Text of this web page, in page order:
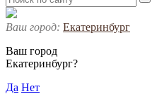
Ваш город: Екатеринбург
Ваш город
Екатеринбург?
Да Нет